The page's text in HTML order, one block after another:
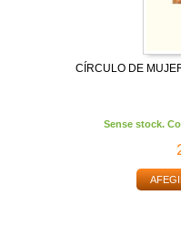
CÍRCULO DE
Sense stock.